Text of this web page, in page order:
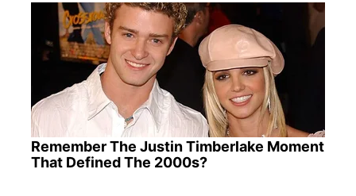
Remember The Justin Timberlake Moment
That Defined The 2000s?